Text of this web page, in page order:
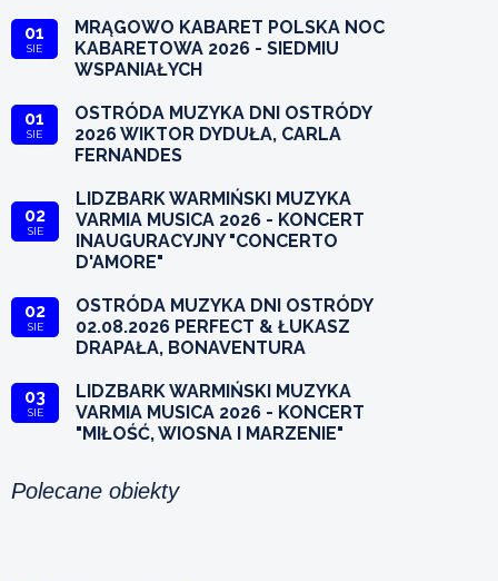
01
SIE
MRĄGOWO KABARET POLSKA NOC
KABARETOWA 2026 - SIEDMIU
WSPANIAŁYCH
01
SIE
OSTRÓDA MUZYKA DNI OSTRÓDY
2026 WIKTOR DYDUŁA, CARLA
FERNANDES
02
SIE
LIDZBARK WARMIŃSKI MUZYKA
VARMIA MUSICA 2026 - KONCERT
INAUGURACYJNY "CONCERTO
D'AMORE"
02
SIE
OSTRÓDA MUZYKA DNI OSTRÓDY
02.08.2026 PERFECT & ŁUKASZ
DRAPAŁA, BONAVENTURA
03
SIE
LIDZBARK WARMIŃSKI MUZYKA
VARMIA MUSICA 2026 - KONCERT
"MIŁOŚĆ, WIOSNA I MARZENIE"
Polecane obiekty